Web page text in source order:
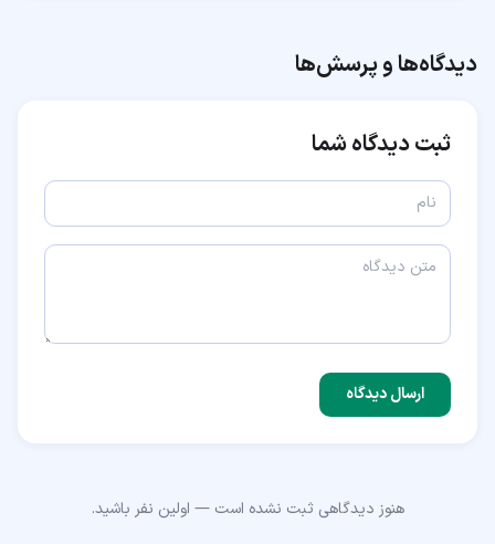
دیدگاه‌ها و پرسش‌ها
ثبت دیدگاه شما
ارسال دیدگاه
هنوز دیدگاهی ثبت نشده است — اولین نفر باشید.